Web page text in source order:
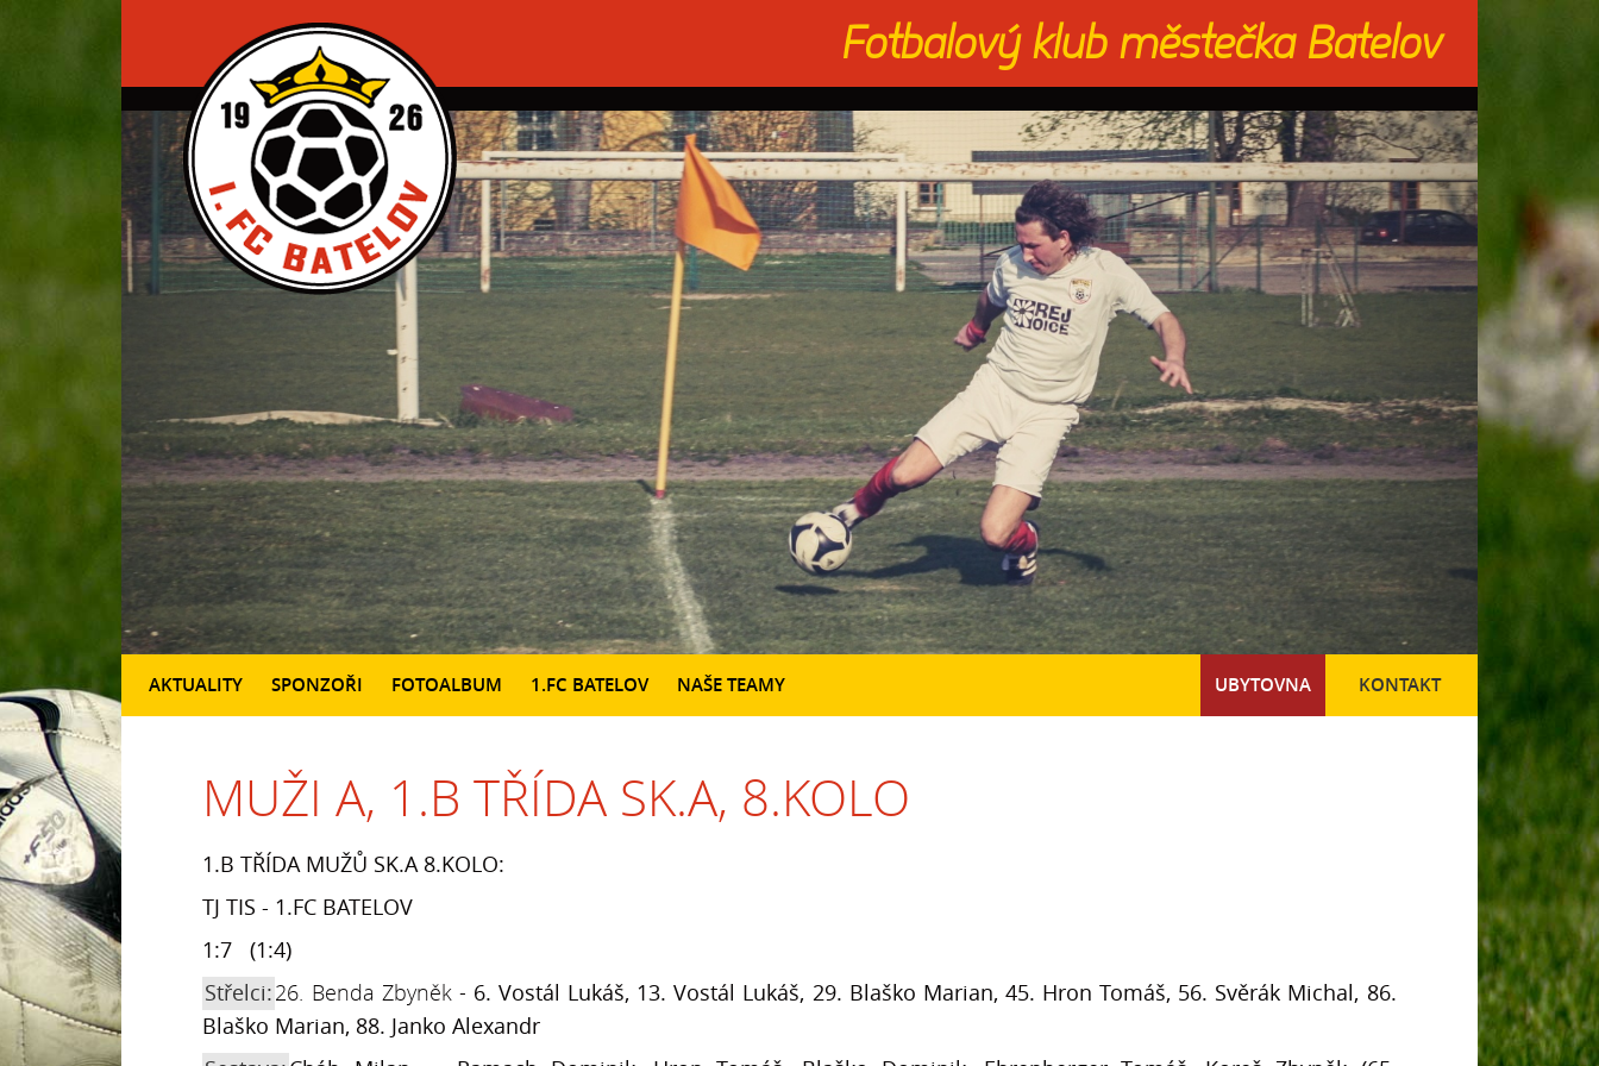
Fotbalový klub městečka Batelov
AKTUALITY SPONZOŘI FOTOALBUM 1.FC BATELOV NAŠE TEAMY UBYTOVNA KONTAKT
MUŽI A, 1.B TŘÍDA SK.A, 8.KOLO
1.B TŘÍDA MUŽŮ SK.A 8.KOLO:
TJ TIS - 1.FC BATELOV
1:7 (1:4)
Střelci:26. Benda Zbyněk - 6. Vostál Lukáš, 13. Vostál Lukáš, 29. Blaško Marian, 45. Hron Tomáš, 56. Svěrák Michal, 86.
Blaško Marian, 88. Janko Alexandr